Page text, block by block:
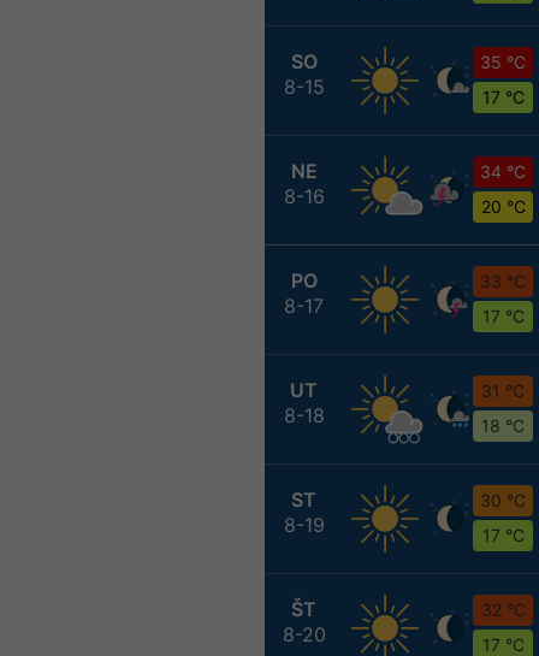
SO
8-15
35 °C
17 °C
NE
8-16
34 °C
20 °C
PO
8-17
33 °C
17 °C
UT
8-18
31 °C
18 °C
ST
8-19
30 °C
17 °C
ŠT
8-20
32 °C
17 °C